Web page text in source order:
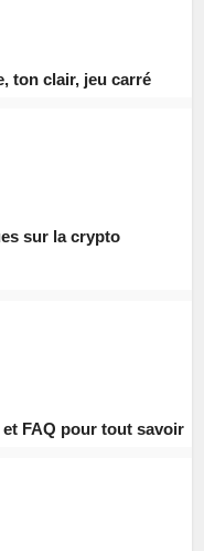
ton clair, jeu carré
sur la crypto
FAQ pour tout savoir